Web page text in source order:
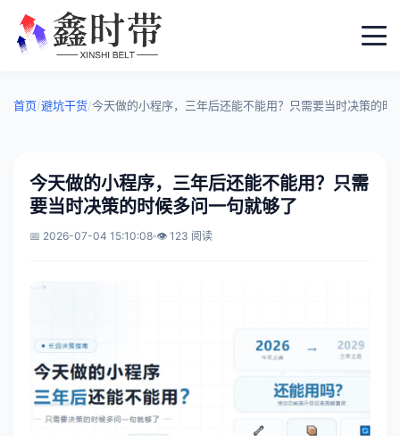
首页/避坑干货/今天做的小程序，三年后还能不能用？只需要当时决策的时
今天做的小程序，三年后还能不能用？只需
要当时决策的时候多问一句就够了
📅 2026-07-04 15:10:08 👁️ 123 阅读